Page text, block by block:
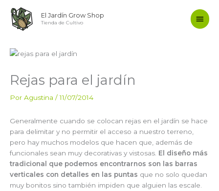
contenido
El Jardín Grow Shop
Tienda de Cultivo
Rejas para el jardín
Por Agustina /11/07/2014
Generalmente cuando se colocan rejas en el jardín se hace
para delimitar y no permitir el acceso a nuestro terreno,
pero hay muchos modelos que hacen que, además de
funcionales sean muy decorativas y vistosas. El diseño más
tradicional que podemos encontrarnos son las barras
verticales con detalles en las puntas que no solo quedan
muy bonitos sino también impiden que alguien las escale.